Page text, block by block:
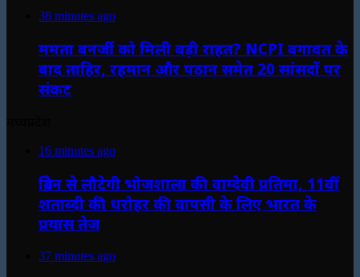
38 minutes ago
ममता बनर्जी को मिली बड़ी राहत? NCPI बगावत के
बाद ताहिर, रहमान और पठान समेत 20 सांसदों पर
संकट
16 minutes ago
ब्रिटेन से लौटेगी भोजशाला की वाग्देवी प्रतिमा, 11वीं
शताब्दी की धरोहर की वापसी के लिए भारत के
प्रयास तेज
37 minutes ago